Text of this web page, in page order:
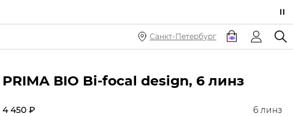
Санкт-Петербург
PRIMA ВIO Bi-focal design, 6 линз
4 450 ₽ 6 линз